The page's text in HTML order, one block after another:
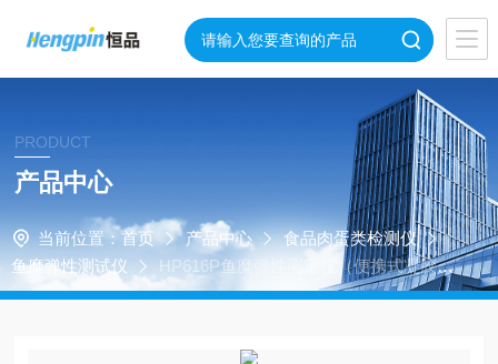
PRODUCT
产品中心
当前位置： 首页 产品中心
食品肉蛋类检测仪
鱼糜弹性测试仪
HP616P鱼糜弹性测定仪（便携式凝胶强
度）